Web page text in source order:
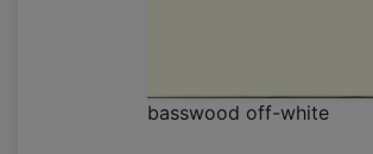
basswood off-white